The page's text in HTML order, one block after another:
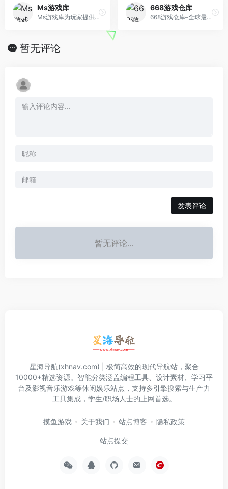
Ms游戏库
Ms游戏库为玩家提供最新最全最热门的游戏资源、破解资源、汉化补丁等优质下载资源，包含PC、Switch、PS5、XBox、VR等多种平台游戏，以满足广大游戏爱 好者的需求，经多年努力已成为玩家首选的游戏资源平台。
668游戏仓库
668游戏仓库–全球最大的游戏下载中心、游戏交流中心-单机游戏、Switch游戏、PS4游戏应有尽有
暂无评论
发表评论
暂无评论...
星海导航(xhnav.com) | 极简高效的现代导航站，聚合
10000+精选资源。智能分类涵盖编程工具、设计素材、学习平
台及影视音乐游戏等休闲娱乐站点，支持多引擎搜索与生产力
工具集成，学生/职场人士的上网首选。
摸鱼游戏 关于我们 站点博客 隐私政策
站点提交